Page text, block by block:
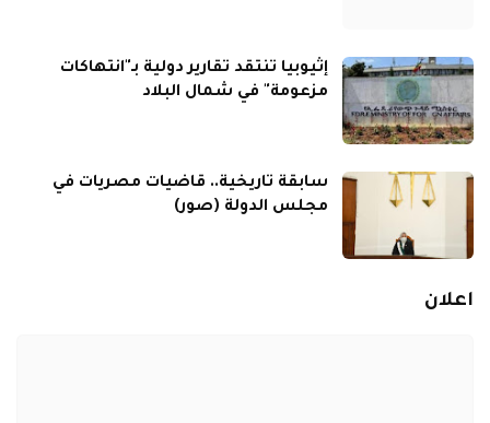
إثيوبيا تنتقد تقارير دولية بـ"انتهاكات
مزعومة" في شمال البلاد
سابقة تاريخية.. قاضيات مصريات في
مجلس الدولة (صور)
اعلان